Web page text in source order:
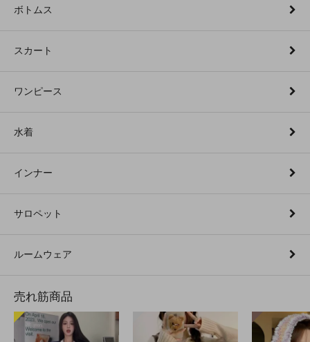
ボトムス
スカート
ワンピース
水着
インナー
サロペット
ルームウェア
売れ筋商品